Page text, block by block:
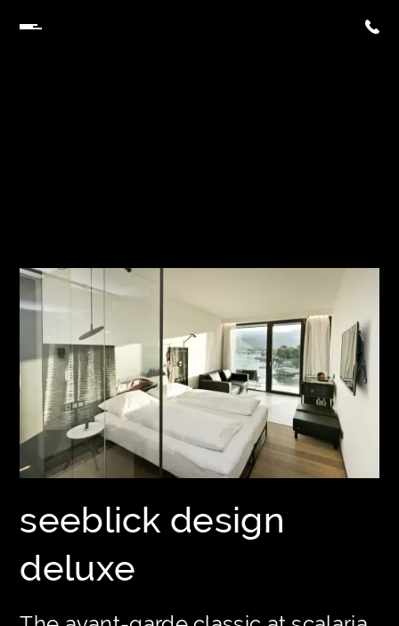
seeblick design
deluxe